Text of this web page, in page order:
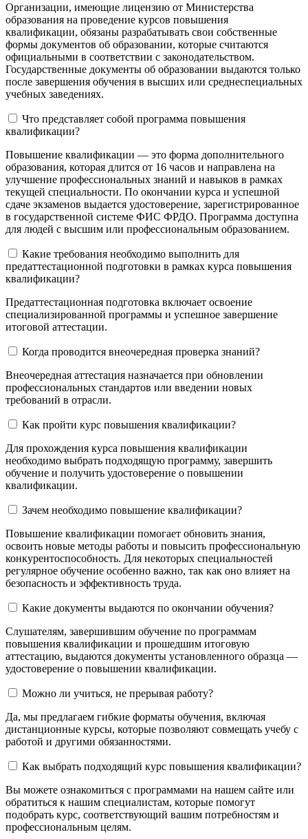
Организации, имеющие лицензию от Министерства
образования на проведение курсов повышения
квалификации, обязаны разрабатывать свои собственные
формы документов об образовании, которые считаются
официальными в соответствии с законодательством.
Государственные документы об образовании выдаются только
после завершения обучения в высших или среднеспециальных
учебных заведениях.
Что представляет собой программа повышения
квалификации?
Повышение квалификации — это форма дополнительного
образования, которая длится от 16 часов и направлена на
улучшение профессиональных знаний и навыков в рамках
текущей специальности. По окончании курса и успешной
сдаче экзаменов выдается удостоверение, зарегистрированное
в государственной системе ФИС ФРДО. Программа доступна
для людей с высшим или профессиональным образованием.
Какие требования необходимо выполнить для
предаттестационной подготовки в рамках курса повышения
квалификации?
Предаттестационная подготовка включает освоение
специализированной программы и успешное завершение
итоговой аттестации.
Когда проводится внеочередная проверка знаний?
Внеочередная аттестация назначается при обновлении
профессиональных стандартов или введении новых
требований в отрасли.
Как пройти курс повышения квалификации?
Для прохождения курса повышения квалификации
необходимо выбрать подходящую программу, завершить
обучение и получить удостоверение о повышении
квалификации.
Зачем необходимо повышение квалификации?
Повышение квалификации помогает обновить знания,
освоить новые методы работы и повысить профессиональную
конкурентоспособность. Для некоторых специальностей
регулярное обучение особенно важно, так как оно влияет на
безопасность и эффективность труда.
Какие документы выдаются по окончании обучения?
Слушателям, завершившим обучение по программам
повышения квалификации и прошедшим итоговую
аттестацию, выдаются документы установленного образца —
удостоверение о повышении квалификации.
Можно ли учиться, не прерывая работу?
Да, мы предлагаем гибкие форматы обучения, включая
дистанционные курсы, которые позволяют совмещать учебу с
работой и другими обязанностями.
Как выбрать подходящий курс повышения квалификации?
Вы можете ознакомиться с программами на нашем сайте или
обратиться к нашим специалистам, которые помогут
подобрать курс, соответствующий вашим потребностям и
профессиональным целям.